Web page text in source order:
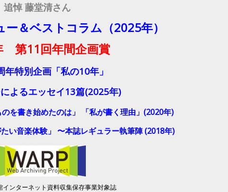
追悼 藤堂清さん
＆ベストコラム（2025年）
第11回年間企画賞
年特別企画「私の10年」
よるエッセイ13篇(2025年)
を書き始めたのは」
「私が書く理由」(2020年)
い音楽体験」 〜本誌レギュラー執筆陣 (2018年)
インターネット資料収集保存事業対象誌